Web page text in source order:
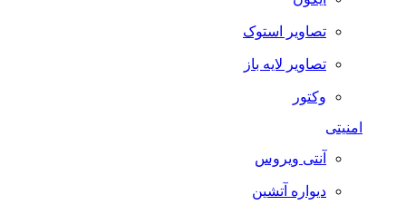
تصاویر استوک
تصاویر لایه باز
وکتور
امنیتی
آنتی ویروس
دیواره آتشین